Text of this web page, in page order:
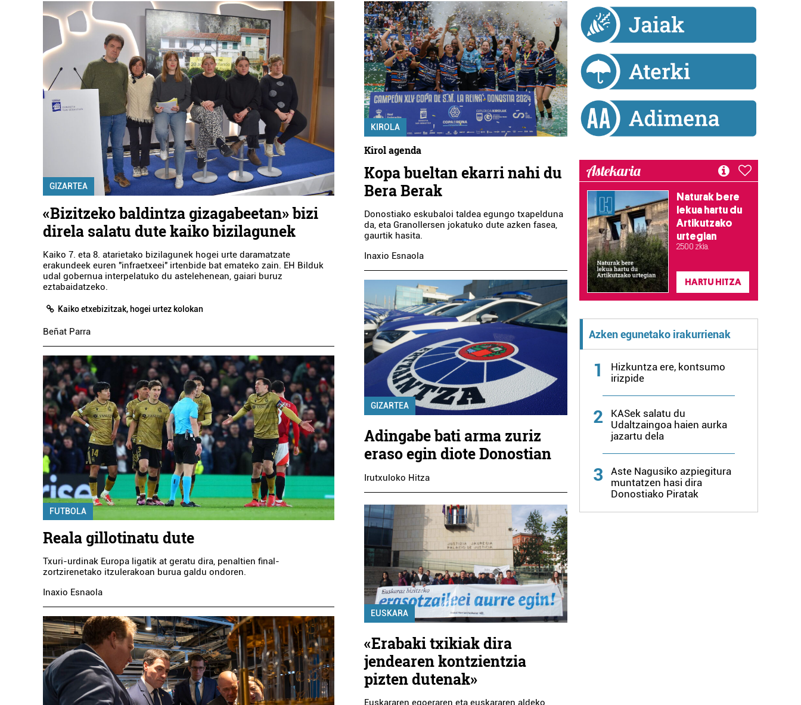
GIZARTEA
«Bizitzeko baldintza gizagabeetan» bizi
direla salatu dute kaiko bizilagunek
Kaiko 7. eta 8. atarietako bizilagunek hogei urte daramatzate
erakundeek euren "infraetxeei" irtenbide bat emateko zain. EH Bilduk
udal gobernua interpelatuko du astelehenean, gaiari buruz
eztabaidatzeko.
Kaiko etxebizitzak, hogei urtez kolokan
Beñat Parra
FUTBOLA
Reala gillotinatu dute
Txuri-urdinak Europa ligatik at geratu dira, penaltien final-
zortzirenetako itzulerakoan burua galdu ondoren.
Inaxio Esnaola
KIROLA
Kirol agenda
Kopa bueltan ekarri nahi du
Bera Berak
Donostiako eskubaloi taldea egungo txapelduna
da, eta Granollersen jokatuko dute azken fasea,
gaurtik hasita.
Inaxio Esnaola
GIZARTEA
Adingabe bati arma zuriz
eraso egin diote Donostian
Irutxuloko Hitza
EUSKARA
«Erabaki txikiak dira
jendearen kontzientzia
pizten dutenak»
Euskararen egoeraren eta euskararen aldeko
Astekaria
Naturak bere
lekua hartu du
Artikutzako
urtegian
2.500 zkia.
HARTU HITZA
Azken egunetako irakurrienak
1
Hizkuntza ere, kontsumo
irizpide
2
KASek salatu du
Udaltzaingoa haien aurka
jazartu dela
3
Aste Nagusiko azpiegitura
muntatzen hasi dira
Donostiako Piratak